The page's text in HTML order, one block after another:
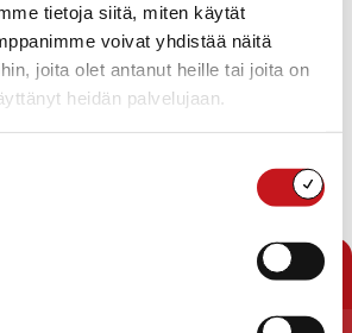
tietoja siitä, miten käytät
voivat yhdistää näitä
joita olet antanut heille tai joita on
heidän palvelujaan.
tapahtuu Wilman kautta.
yhdelle esikoululaisen
ohjeet Wilma-tunnusten
huoltajat saavat halutessaan omat
Rautalammin koulujen ja lukion
https://rautalampi.inschool.fi/